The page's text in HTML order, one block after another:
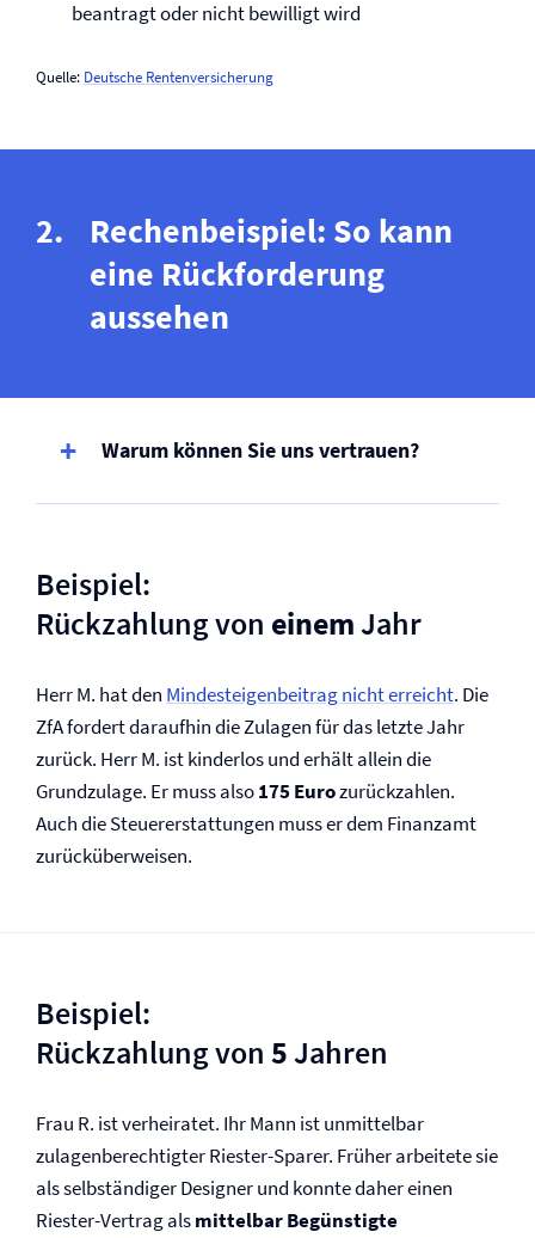
beantragt oder nicht bewilligt wird
Quelle: Deutsche Renten­versicherung
Rechenbeispiel: So kann
eine Rückforderung
aussehen
Warum können Sie uns vertrauen?
Beispiel:
Rückzahlung von einemJahr
Herr M. hat den Mindesteigenbeitrag nicht erreicht. Die
ZfA fordert daraufhin die Zulagen für das letzte Jahr
zurück. Herr M. ist kinderlos und erhält allein die
Grundzulage. Er muss also175 Eurozurückzahlen.
Auch die Steuererstattungen muss er dem Finanzamt
zurücküberweisen.
Beispiel:
Rückzahlung von 5Jahren
Frau R. ist verheiratet. Ihr Mann ist unmittelbar
zulagenberechtigter Riester-Sparer. Früher arbeitete sie
als selbständiger Designer und konnte daher einen
Riester-Vertrag alsmittelbar Begünstigte